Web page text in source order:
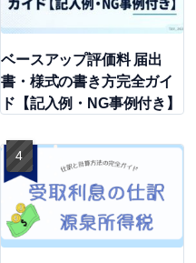
ベースアップ評価料 届出
書・様式の書き方完全ガイ
ド【記入例・NG事例付き】